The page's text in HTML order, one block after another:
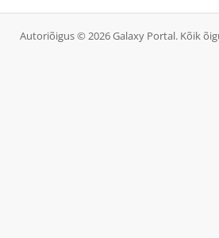
Autoriõigus © 2026 Galaxy Portal. Kõik